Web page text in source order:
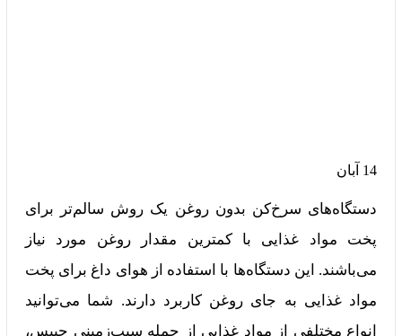
14 آبان
دستگاه‌های سرخ‌کن بدون روغن یک روش سالم‌تر برای
پخت مواد غذایی با کمترین مقدار روغن مورد نیاز
می‌باشند. این دستگاه‌ها با استفاده از هوای داغ برای پخت
مواد غذایی به جای روغن کاربرد دارند. شما می‌توانید
انواع مختلفی از مواد غذایی از جمله سیب‌زمینی چیپس،